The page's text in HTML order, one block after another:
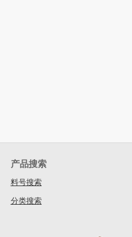
产品搜索
料号搜索
分类搜索